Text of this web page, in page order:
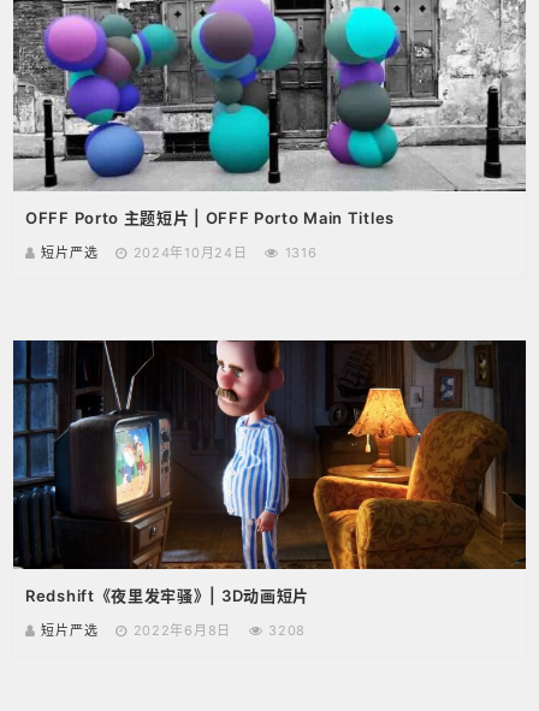
OFFF Porto 主题短片 | OFFF Porto Main Titles
短片严选 2024年10月24日 1316
Redshift《夜里发牢骚》| 3D动画短片
短片严选 2022年6月8日 3208